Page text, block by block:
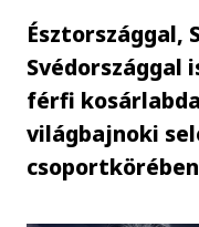
Észtországgal,
Svédországgal
férfi
világbajnoki